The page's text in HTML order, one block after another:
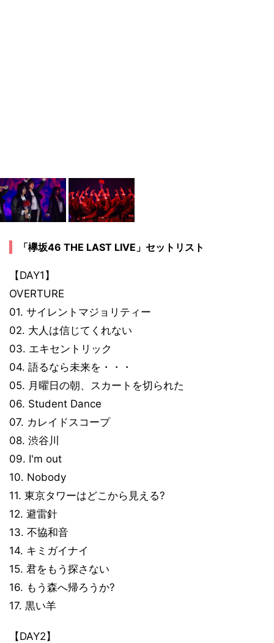
「欅坂46 THE LAST LIVE」セットリスト
【DAY1】
OVERTURE
01. サイレントマジョリティー
02. 大人は信じてくれない
03. エキセントリック
04. 語るなら未来を・・・
05. 月曜日の朝、スカートを切られた
06. Student Dance
07. カレイドスコープ
08. 渋谷川
09. I'm out
10. Nobody
11. 東京タワーはどこから見える?
12. 避雷針
13. 不協和音
14. キミガイナイ
15. 君をもう探さない
16. もう森へ帰ろうか?
17. 黒い羊
【DAY2】